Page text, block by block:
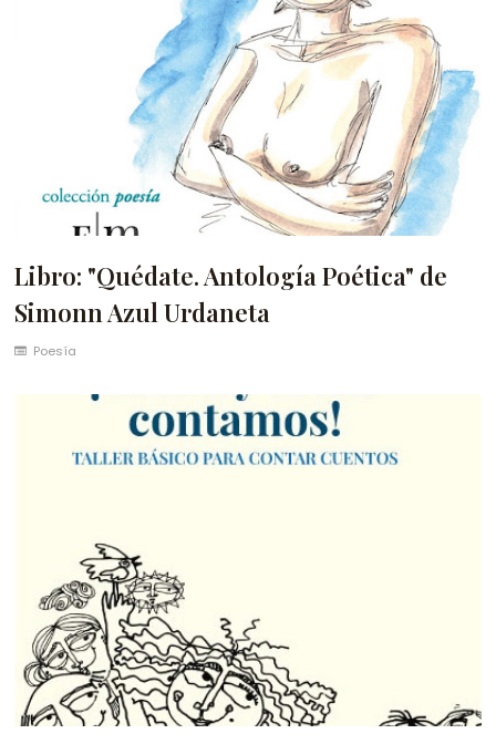
Libro: "Quédate. Antología Poética" de
Simonn Azul Urdaneta
Poesía